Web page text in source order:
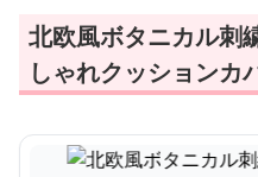
北欧風ボタニカル刺
しゃれクッションカ